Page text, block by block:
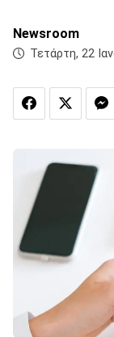
Newsroom
Τετάρτη, 22